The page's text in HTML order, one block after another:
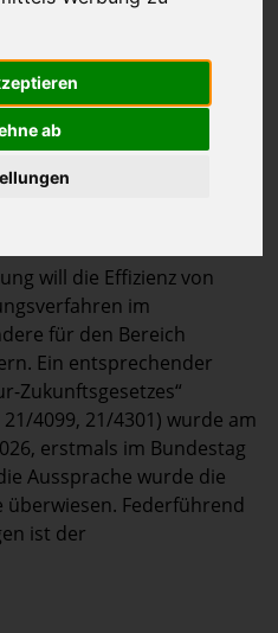
ab
will die Effizienz von
im
für den Bereich
Ein entsprechender
Zukunftsgesetzes“
4099, 21/4301) wurde am
erstmals im Bundestag
Aussprache wurde die
überwiesen. Federführend
ist der